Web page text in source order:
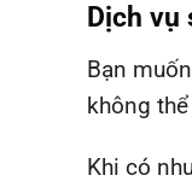
Dịch vụ
Bạn
không
Khi có